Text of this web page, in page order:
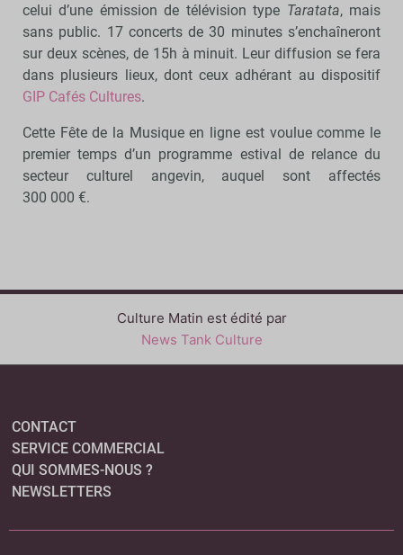
celui d’une émission de télévision type Taratata, mais
sans public. 17 concerts de 30 minutes s’enchaîneront
sur deux scènes, de 15h à minuit. Leur diffusion se fera
dans plusieurs lieux, dont ceux adhérant au dispositif
GIP Cafés Cultures.
Cette Fête de la Musique en ligne est voulue comme le
premier temps d’un programme estival de relance du
secteur culturel angevin, auquel sont affectés
300 000 €.
Culture Matin est édité par
News Tank Culture
CONTACT
SERVICE COMMERCIAL
QUI SOMMES-NOUS ?
NEWSLETTERS